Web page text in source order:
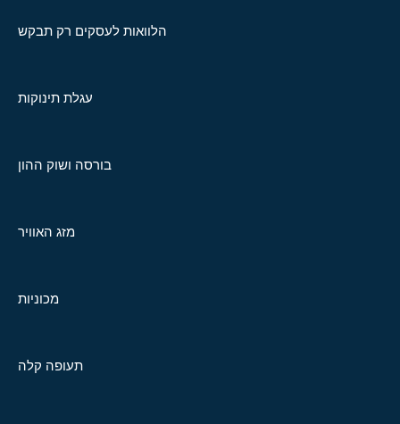
הלוואות לעסקים רק תבקש
עגלת תינוקות
בורסה ושוק ההון
מזג האוויר
מכוניות
תעופה קלה